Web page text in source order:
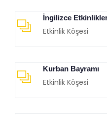
İngilizce
Etkinlik Köşesi
Kurban Bayramı
Etkinlik Köşesi